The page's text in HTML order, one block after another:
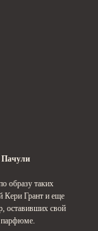
Пачули
образу таких
Кери Грант и еще
оставивших свой
парфюме.